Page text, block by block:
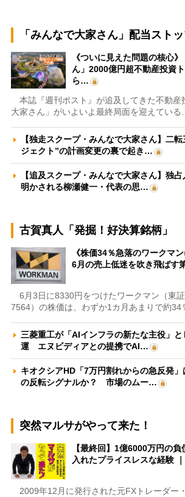
「みんなで大家さん」配当スト
《ついに見えた問題の核心
ん」2000億円超不動産投資
ら…
本誌『週刊ポスト』が追及してきた不動産
大家さん」がいよいよ最終局面を迎えてい
【独走スクープ・みんなで大家さん】二
ジェクト”の計画変更の裏で起き…
【追及スクープ・みんなで大家さん】独
明かされる柳瀬健一・代表の思…
古賀真人「発掘！好決算銘柄」
《株価34％急落のワークマ
6月の売上低迷を吹き飛ばす
6月3日に8330円をつけたワークマン（東証
7564）の株価は、わずか1カ月あまりで約
三菱重工が「AIインフラの新たな主役」
運 エヌビディアとの提携でAI…
キオクシアHD「7万円割れからの急反発
の反転シグナルか？ 市場のムー…
突然マルサがやって来た！
【最終回】1億6000万円の
入れたプライスレスな経験
2009年12月に発行された元FXトレーダー